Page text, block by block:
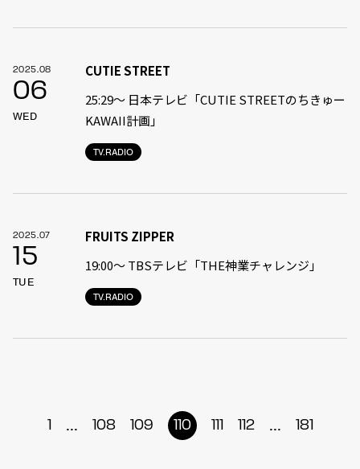
2025.08
06
WED
TV.RADIO
CUTIE STREET
25:29〜 日本テレビ「CUTIE STREETのちきゅー
KAWAII計画」
2025.07
15
TUE
TV.RADIO
FRUITS ZIPPER
19:00〜 TBSテレビ「THE神業チャレンジ」
1 ... 108 109 110 111 112 ... 181